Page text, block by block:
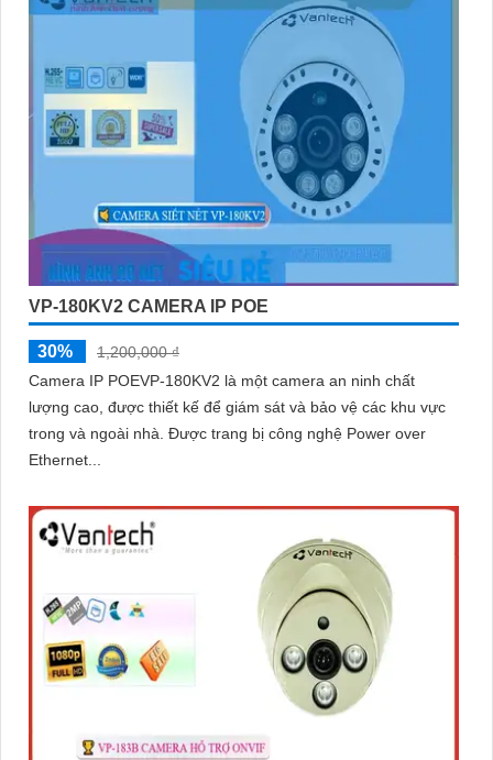
VP-180KV2 CAMERA IP POE
30%
1,200,000 ₫
Camera IP POEVP-180KV2 là một camera an ninh chất
lượng cao, được thiết kế để giám sát và bảo vệ các khu vực
trong và ngoài nhà. Được trang bị công nghệ Power over
Ethernet...